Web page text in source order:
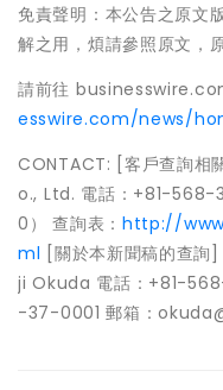
免責聲明：本公告之原文
解之用，煩請參照原文，
請前往
esswire.com/news/
CONTACT: [客戶查詢
o., Ltd. 電話：+81-568-
0） 查詢表： http://
ml [關於本新聞稿的查
ji Okuda 電話：+81-
-37-0001 郵箱：